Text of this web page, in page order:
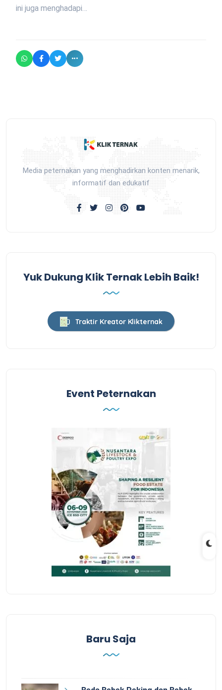
ini juga menghadapi…
Media peternakan yang menghadirkan konten menarik,
informatif dan edukatif
Yuk Dukung Klik Ternak Lebih Baik!
Traktir Kreator Klikternak
Event Peternakan
Baru Saja